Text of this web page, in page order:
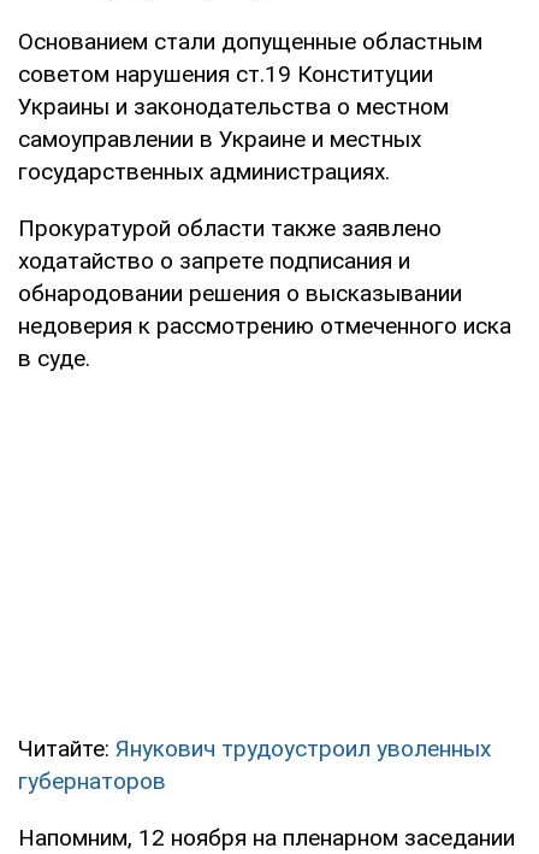
Основанием стали допущенные областным
советом нарушения ст.19 Конституции
Украины и законодательства о местном
самоуправлении в Украине и местных
государственных администрациях.
Прокуратурой области также заявлено
ходатайство о запрете подписания и
обнародовании решения о высказывании
недоверия к рассмотрению отмеченного иска
в суде.
Читайте: Янукович трудоустроил уволенных
губернаторов
Напомним, 12 ноября на пленарном заседании